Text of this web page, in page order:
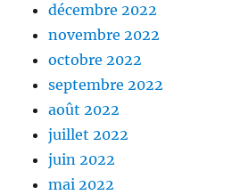
décembre 2022
novembre 2022
octobre 2022
septembre 2022
août 2022
juillet 2022
juin 2022
mai 2022